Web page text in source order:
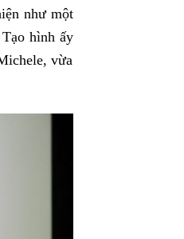
như một
hình ấy
vừa